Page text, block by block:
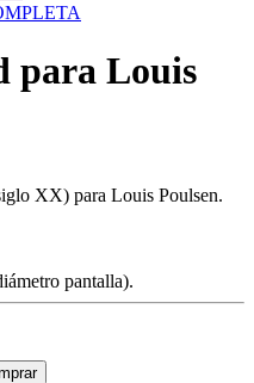
para Louis
XX) para Louis Poulsen.
pantalla).